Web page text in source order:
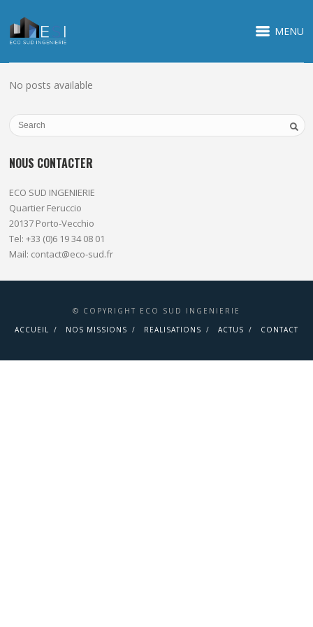
MENU
No posts available
NOUS CONTACTER
ECO SUD INGENIERIE
Quartier Feruccio
20137 Porto-Vecchio
Tel: +33 (0)6 19 34 08 01
Mail: contact@eco-sud.fr
© COPYRIGHT ECO SUD INGENIERIE
ACCUEIL
NOS MISSIONS REALISATIONS ACTUS CONTACT